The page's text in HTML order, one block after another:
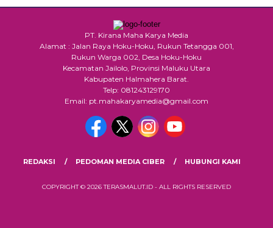
PT. Kirana Maha Karya Media
Alamat : Jalan Raya Hoku-Hoku, Rukun Tetangga 001,
Rukun Warga 002, Desa Hoku-Hoku
Kecamatan Jailolo, Provinsi Maluku Utara
Kabupaten Halmahera Barat.
Telp: 081243129170
Email: pt.mahakaryamedia@gmail.com
REDAKSI PEDOMAN MEDIA CIBER HUBUNGI KAMI
COPYRIGHT © 2026 TERASMALUT.ID - ALL RIGHTS RESERVED